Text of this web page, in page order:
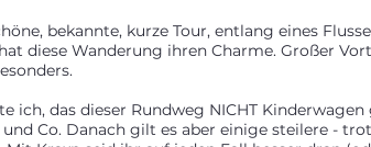
bekannte, kurze Tour, entlang eines
diese Wanderung ihren Charme. Großer
ich, das dieser Rundweg NICHT
Co. Danach gilt es aber einige steilere -